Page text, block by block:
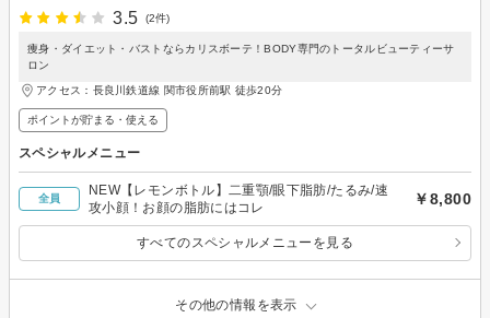
3.5
(2件)
痩身・ダイエット・バストならカリスボーテ！BODY専門のトータルビューティーサ
ロン
アクセス：長良川鉄道線 関市役所前駅 徒歩20分
ポイントが貯まる・使える
スペシャルメニュー
全員
NEW【レモンボトル】二重顎/眼下脂肪/たるみ/速
攻小顔！お顔の脂肪にはコレ
￥8,800
すべてのスペシャルメニューを見る
その他の情報を表示